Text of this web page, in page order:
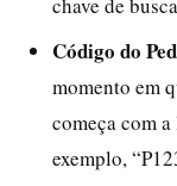
Código do
momento em
começa com
exemplo,